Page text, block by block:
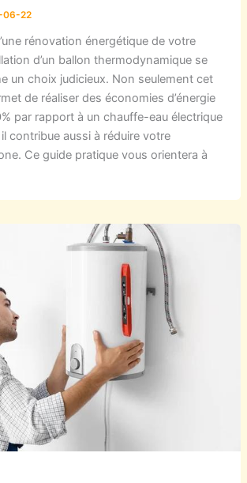
06-22
rénovation énergétique de votre
d’un ballon thermodynamique se
un choix judicieux. Non seulement cet
de réaliser des économies d’énergie
par rapport à un chauffe-eau électrique
contribue aussi à réduire votre
Ce guide pratique vous orientera à